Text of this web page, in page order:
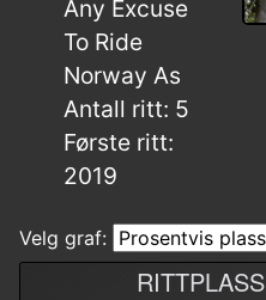
Any Excuse
To Ride
Norway As
Antall ritt: 5
Første ritt:
2019
Velg graf: